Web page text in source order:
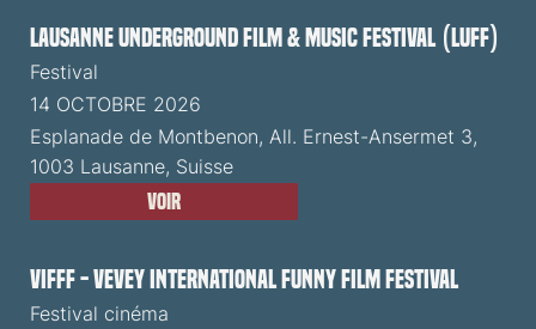
Lausanne Underground Film & Music Festival (LUFF)
Festival
14 OCTOBRE 2026
Esplanade de Montbenon, All. Ernest-Ansermet 3,
1003 Lausanne, Suisse
Voir
VIFFF - Vevey International Funny Film Festival
Festival cinéma